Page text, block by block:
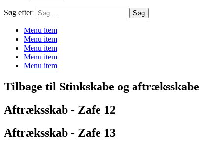
Søg efter:
Menu item
Menu item
Menu item
Menu item
Menu item
Tilbage til Stinkskabe og aftræksskabe
Aftræksskab - Zafe 12
Aftræksskab - Zafe 13